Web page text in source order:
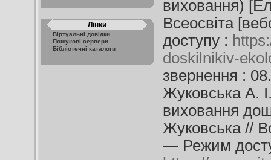
Лінки
Віртуальні довідки
Пошукові сервери
Бібліотечні каталоги
виховання)
Всеосвіта
доступу :
doskilnikiv-
звернення :
Жуковська А. І.
виховання
Жуковська //
— Режим